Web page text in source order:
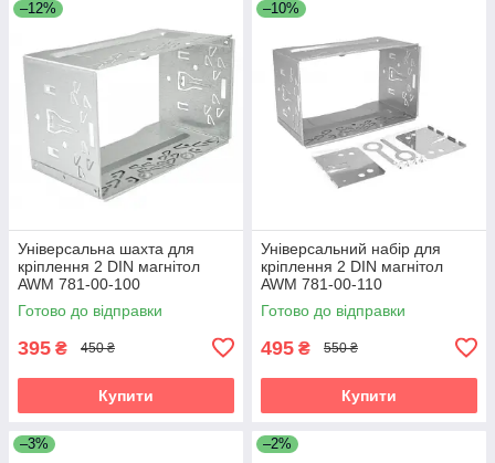
–12%
Універсальна шахта для
кріплення 2 DIN магнітол
AWM 781-00-100
Готово до відправки
395 ₴ 450 ₴
Купити
–10%
Універсальний набір для
кріплення 2 DIN магнітол
AWM 781-00-110
Готово до відправки
495 ₴ 550 ₴
Купити
–3% –2%